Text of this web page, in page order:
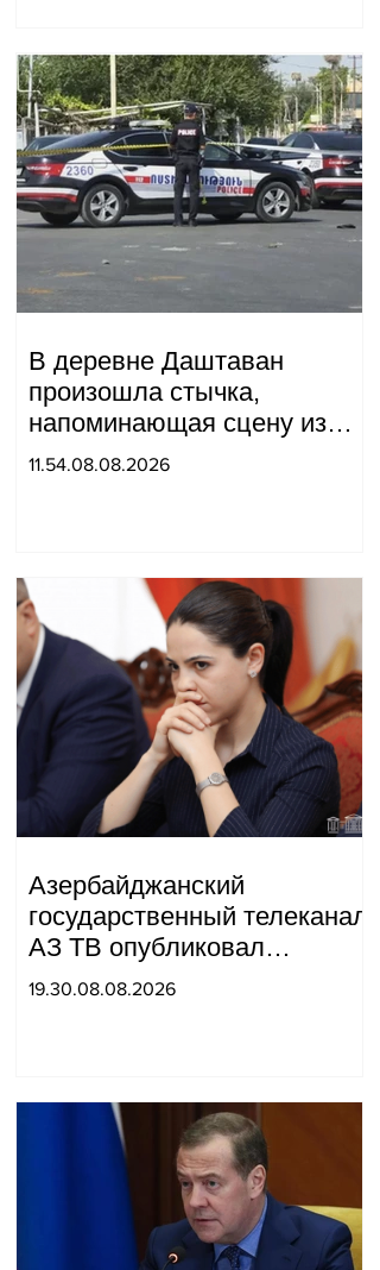
В деревне Даштаван
произошла стычка,
напоминающая сцену из
военного фильма: более 10
11.54.08.08.2026
Азербайджанский
государственный телеканал
АЗ ТВ опубликовал
репортаж, в котором Сюник
19.30.08.08.2026